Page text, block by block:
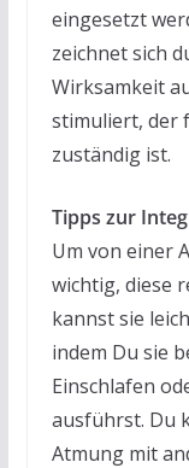
eingesetzt
zeichnet sich
Wirksamkeit
stimuliert, der
zuständig ist.
Tipps zur
Um von einer
wichtig, diese
kannst sie
indem Du sie
Einschlafen
ausführst. Du
Atmung mit